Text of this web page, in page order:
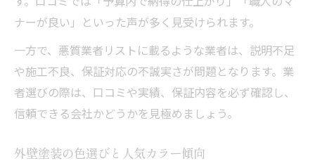
ナーが良い」といった声が多く見受けられます。
一方で、悪質業者リストに載るような業者は、説明不足
や施工不良、保証対応の不誠実さが問題となります。業
者選びの際は、口コミや実績、保証内容を必ず確認し、
信頼できる会社かどうかを見極めましょう。
外壁塗装の色選びと人気カラー傾向